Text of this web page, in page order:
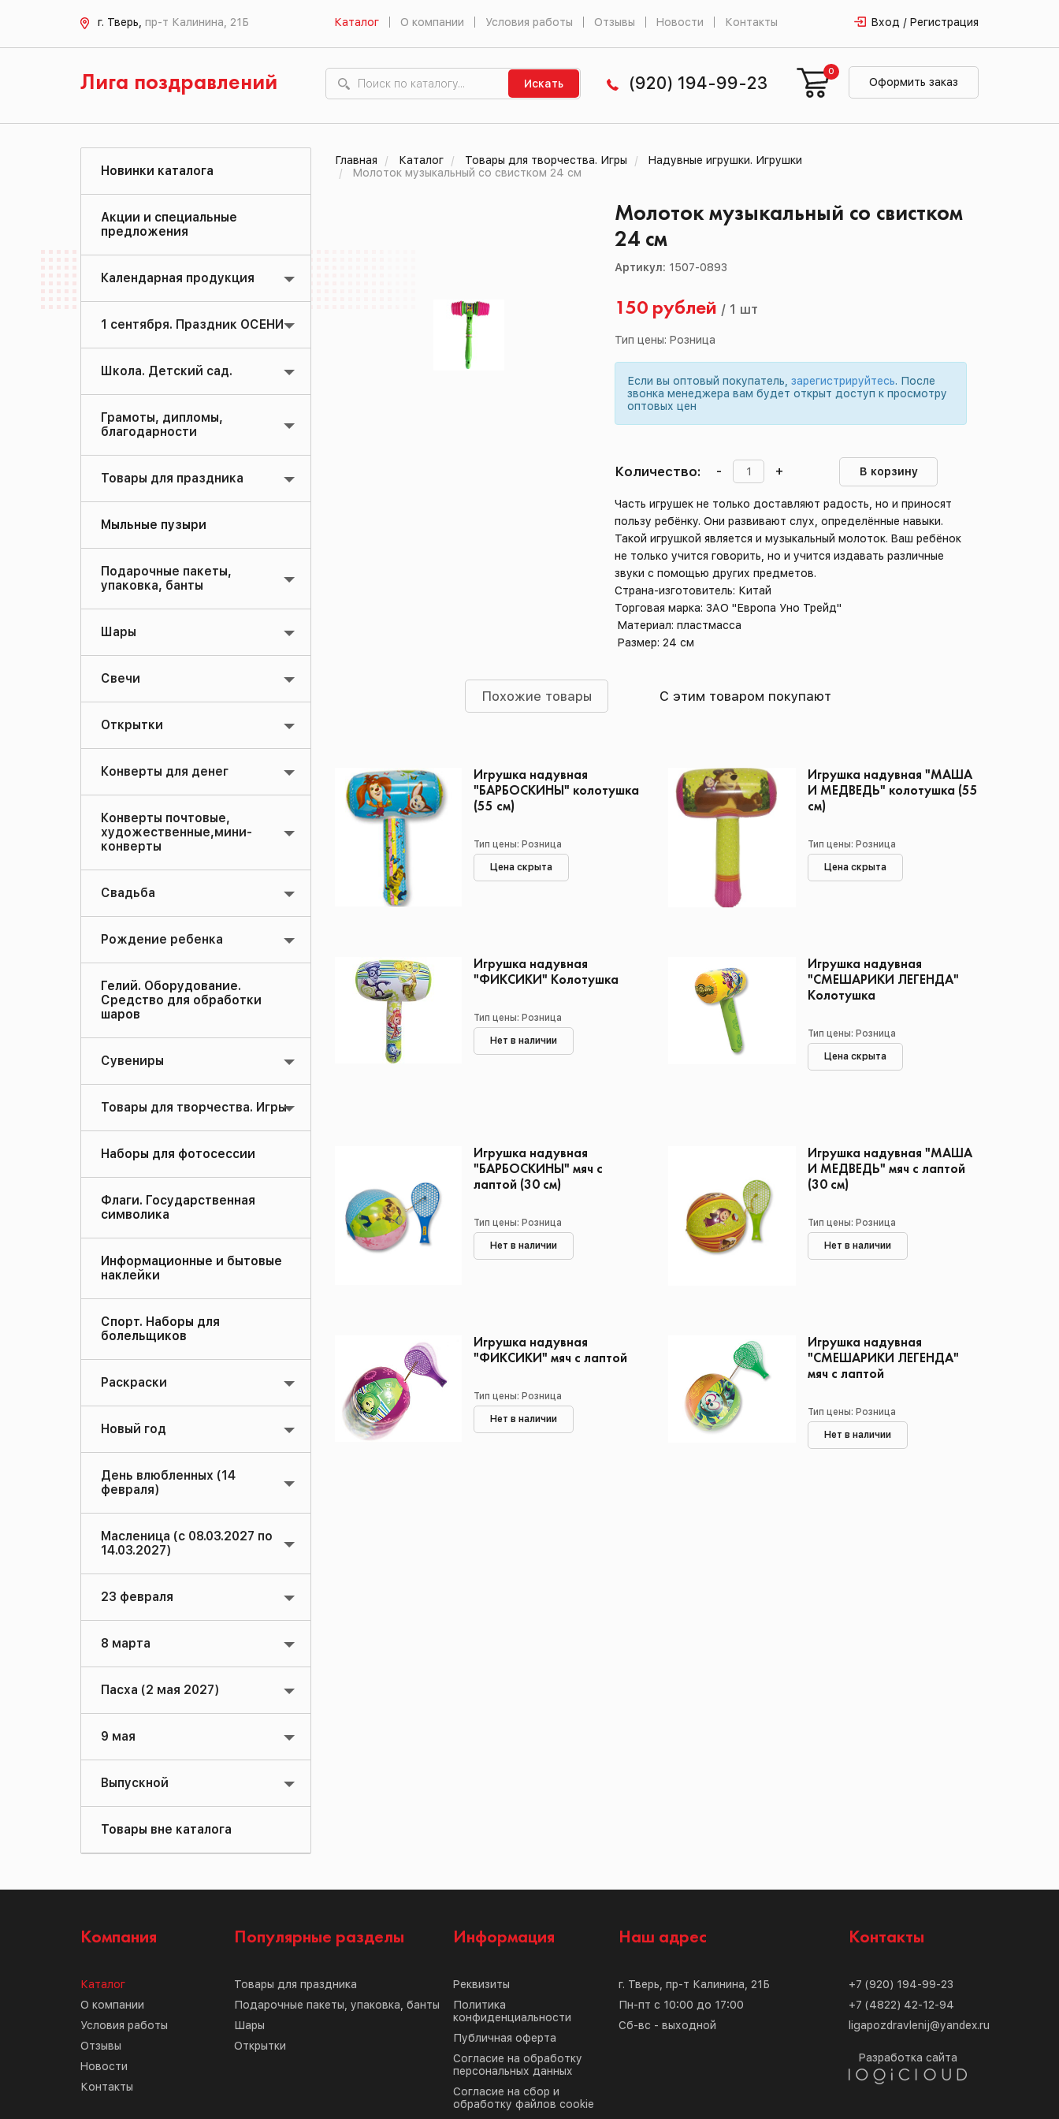
г. Тверь, пр-т Калинина, 21Б Каталог О компании Условия работы Отзывы Новости Контакты Вход / Регистрация
Лига поздравлений Искать (920) 194-99-23 Оформить заказ
0
Новинки каталога
Акции и специальные
предложения
Календарная продукция
1 сентября. Праздник ОСЕНИ
Школа. Детский сад.
Грамоты, дипломы,
благодарности
Товары для праздника
Мыльные пузыри
Подарочные пакеты,
упаковка, банты
Шары
Свечи
Открытки
Конверты для денег
Конверты почтовые,
художественные,мини-
конверты
Свадьба
Рождение ребенка
Гелий. Оборудование.
Средство для обработки
шаров
Сувениры
Товары для творчества. Игры
Наборы для фотосессии
Флаги. Государственная
символика
Информационные и бытовые
наклейки
Спорт. Наборы для
болельщиков
Раскраски
Новый год
День влюбленных (14
февраля)
Масленица (с 08.03.2027 по
14.03.2027)
23 февраля
8 марта
Пасха (2 мая 2027)
9 мая
Выпускной
Товары вне каталога
Главная Каталог Товары для творчества. Игры
Надувные игрушки. Игрушки
Молоток музыкальный со свистком 24 см
Молоток музыкальный со свистком
24 см
Артикул: 1507-0893
150 рублей / 1 шт
Тип цены: Розница
Если вы оптовый покупатель,зарегистрируйтесь. После
звонка менеджера вам будет открыт доступ к просмотру
оптовых цен
Количество: - + В корзину
Часть игрушек не только доставляют радость, но и приносят
пользу ребёнку. Они развивают слух, определённые навыки.
Такой игрушкой является и музыкальный молоток. Ваш ребёнок
не только учится говорить, но и учится издавать различные
звуки с помощью других предметов.
Страна-изготовитель: Китай
Торговая марка: ЗАО "Европа Уно Трейд"
Материал: пластмасса
Размер: 24 см
Похожие товары С этим товаром покупают
Игрушка надувная
"БАРБОСКИНЫ" колотушка
(55 см)
Тип цены: Розница
Цена скрыта
Игрушка надувная "МАША
И МЕДВЕДЬ" колотушка (55
см)
Тип цены: Розница
Цена скрыта
Игрушка надувная
"ФИКСИКИ" Колотушка
Тип цены: Розница
Нет в наличии
Игрушка надувная
"СМЕШАРИКИ ЛЕГЕНДА"
Колотушка
Тип цены: Розница
Цена скрыта
Игрушка надувная
"БАРБОСКИНЫ" мяч с
лаптой (30 см)
Тип цены: Розница
Нет в наличии
Игрушка надувная "МАША
И МЕДВЕДЬ" мяч с лаптой
(30 см)
Тип цены: Розница
Нет в наличии
Игрушка надувная
"ФИКСИКИ" мяч с лаптой
Тип цены: Розница
Нет в наличии
Игрушка надувная
"СМЕШАРИКИ ЛЕГЕНДА"
мяч с лаптой
Тип цены: Розница
Нет в наличии
Компания
Каталог
О компании
Условия работы
Отзывы
Новости
Контакты
Популярные разделы
Товары для праздника
Подарочные пакеты, упаковка, банты
Шары
Открытки
Информация
Реквизиты
Политика
конфиденциальности
Публичная оферта
Согласие на обработку
персональных данных
Согласие на сбор и
обработку файлов cookie
Наш адрес
г. Тверь, пр-т Калинина, 21Б
Пн-пт с 10:00 до 17:00
Сб-вс - выходной
Контакты
+7 (920) 194-99-23
+7 (4822) 42-12-94
ligapozdravlenij@yandex.ru
Разработка сайта